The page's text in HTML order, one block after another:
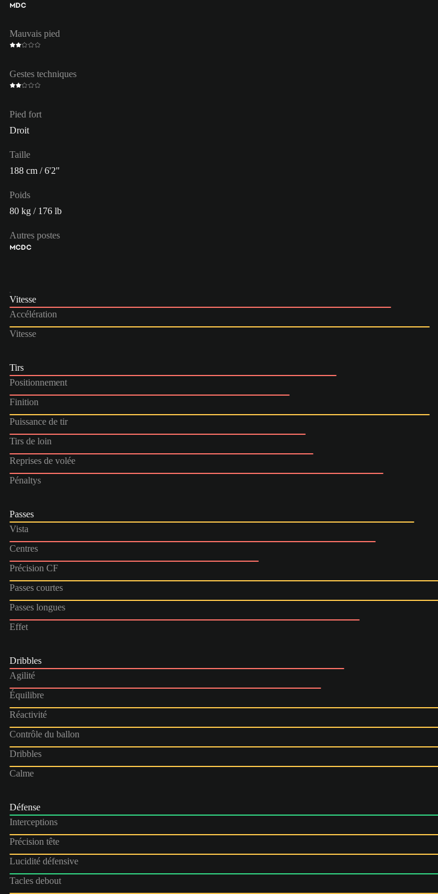
MDC
Mauvais pied
Gestes techniques
Pied fort
Droit
Taille
188 cm / 6'2"
Poids
80 kg / 176 lb
Autres postes
MCDC
Vitesse
Accélération
Vitesse
Tirs
Positionnement
Finition
Puissance de tir
Tirs de loin
Reprises de volée
Pénaltys
Passes
Vista
Centres
Précision CF
Passes courtes
Passes longues
Effet
Dribbles
Agilité
Équilibre
Réactivité
Contrôle du ballon
Dribbles
Calme
Défense
Interceptions
Précision tête
Lucidité défensive
Tacles debout